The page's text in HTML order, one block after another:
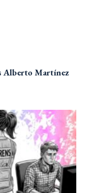
Alberto Martínez